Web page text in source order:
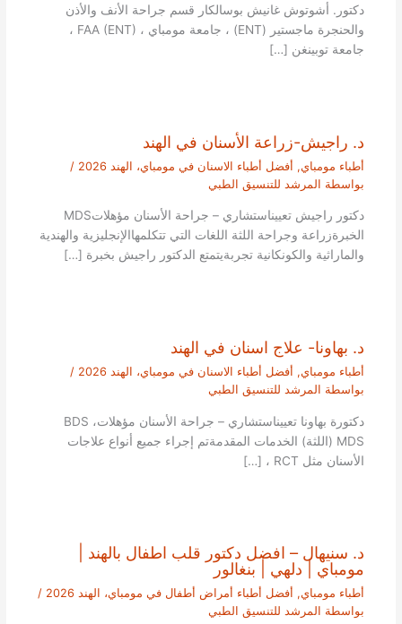
دكتور. أشوتوش غانيش بوسالكار قسم جراحة الأنف والأذن
والحنجرة ماجستير (ENT) ، جامعة مومباي ، FAA (ENT) ،
جامعة توبينغن […]
د. راجيش-زراعة الأسنان في الهند
أطباء مومباي, أفضل أطباء الاسنان في مومباي، الهند 2026
/
بواسطة المرشد للتنسيق الطبي
دكتور راجيش تعييناستشاري – جراحة الأسنان مؤهلاتMDS
الخبرةزراعة وجراحة اللثة اللغات التي تتكلمهاالإنجليزية والهندية
والماراثية والكونكانية تجربةيتمتع الدكتور راجيش بخبرة […]
د. بهاونا- علاج اسنان في الهند
أطباء مومباي, أفضل أطباء الاسنان في مومباي، الهند 2026
/
بواسطة المرشد للتنسيق الطبي
دكتورة بهاونا تعييناستشاري – جراحة الأسنان مؤهلاتBDS ،
MDS (اللثة) الخدمات المقدمةتم إجراء جميع أنواع علاجات
الأسنان مثل RCT ، […]
د. سنيهال – افضل دكتور قلب اطفال بالهند |
مومباي | دلهي | بنغالور
أطباء مومباي, أفضل أطباء أمراض أطفال في مومباي، الهند 2026
/
بواسطة المرشد للتنسيق الطبي